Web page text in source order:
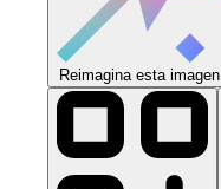
Reimagina esta imagen